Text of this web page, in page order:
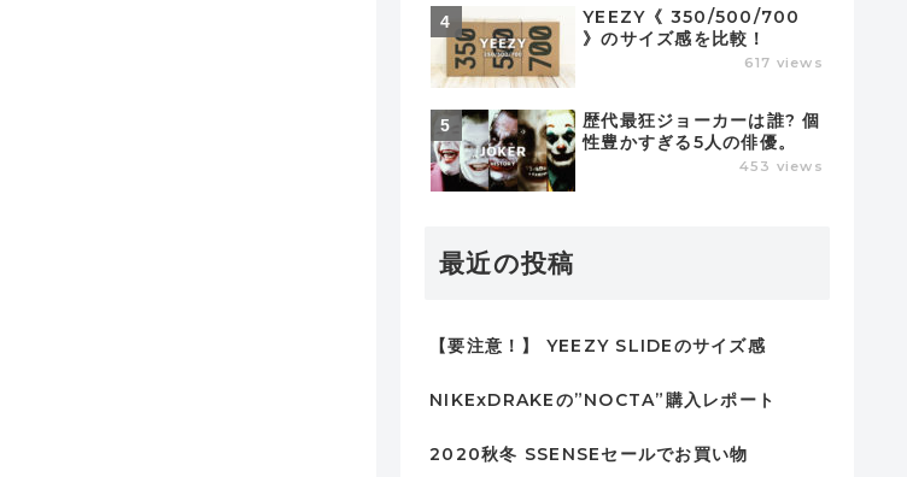
YEEZY《 350/500/700
》のサイズ感を比較！
617 views
歴代最狂ジョーカーは誰? 個
性豊かすぎる5人の俳優。
453 views
最近の投稿
【要注意！】 YEEZY SLIDEのサイズ感
NIKExDRAKEの”NOCTA”購入レポート
2020秋冬 SSENSEセールでお買い物